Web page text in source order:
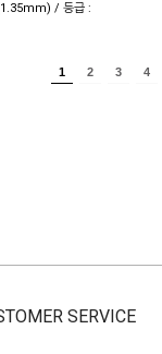
/ 등급 :
1 2 3 4
SERVICE